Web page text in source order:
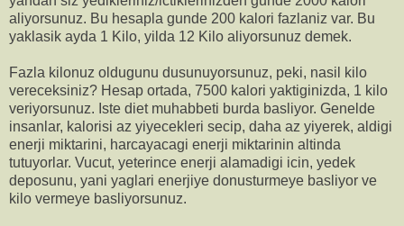
aliyorsunuz. Bu hesapla gunde 200 kalori fazlaniz var. Bu
yaklasik ayda 1 Kilo, yilda 12 Kilo aliyorsunuz demek.
Fazla kilonuz oldugunu dusunuyorsunuz, peki, nasil kilo
vereceksiniz? Hesap ortada, 7500 kalori yaktiginizda, 1 kilo
veriyorsunuz. Iste diet muhabbeti burda basliyor. Genelde
insanlar, kalorisi az yiyecekleri secip, daha az yiyerek, aldigi
enerji miktarini, harcayacagi enerji miktarinin altinda
tutuyorlar. Vucut, yeterince enerji alamadigi icin, yedek
deposunu, yani yaglari enerjiye donusturmeye basliyor ve
kilo vermeye basliyorsunuz.